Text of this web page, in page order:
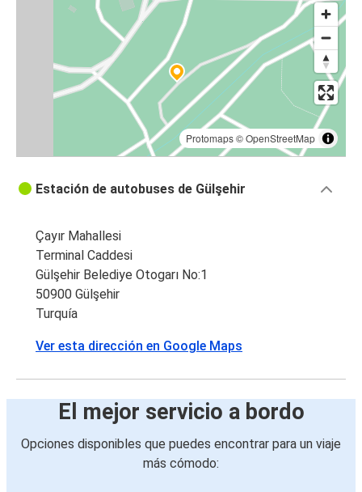
Protomaps©OpenStreetMap
Estación de autobuses de Gülşehir
Çayır Mahallesi
Terminal Caddesi
Gülşehir Belediye Otogarı No:1
50900 Gülşehir
Turquía
Ver esta dirección en Google Maps
El mejor servicio a bordo
Opciones disponibles que puedes encontrar para un viaje
más cómodo: